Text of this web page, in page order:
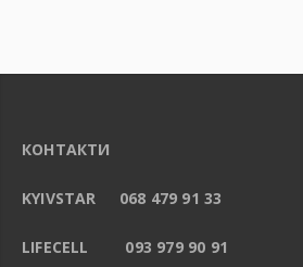
КОНТАКТИ
KYIVSTAR 068 479 91 33
LIFECELL 093 979 90 91